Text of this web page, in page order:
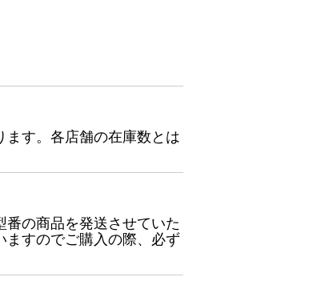
す。各店舗の在庫数とは
の商品を発送させていた
ますのでご購入の際、必ず